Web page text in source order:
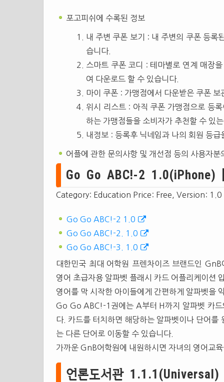
포고피쉬에 수록된 정보
내 주변 쿠폰 보기 : 내 주변의 쿠폰 등
습니다.
스마트 쿠폰 코디 : 테마별로 연계 매장
여 다운로드 할 수 있습니다.
마이 쿠폰 : 가맹점에서 다운받은 쿠폰 보
위시 리스트 : 아직 쿠폰 가맹점으로 등
하는 가맹점들을 소비자가 추천할 수 있
내정보 : 등록후 닉네임과 나의 회원 등급
어플에 관한 문의사항 및 개선점 등의 사용자
Go Go ABC!-2 1.0(iPhone)
Category: Education Price: Free, Version: 1.0
Go Go ABC!-2 1.0
Go Go ABC!-2. 1.0
Go Go ABC!-3. 1.0
대한민국 최대 어학원 프렌차이즈 브랜드인
영어 초급자용 알파벳 플래시 카드 어플리케이션
영어를 막 시작한 아이들에게 간편하게 알파벳을
Go Go ABC!-1권에는 A부터 H까지 알파벳 카드
다. 카드를 터치하면 해당하는 알파벳이나 단어
는 다른 단어로 이동할 수 있습니다.
가까운 GnB어학원에 내원하시면 자녀의 영어교
언론도서관